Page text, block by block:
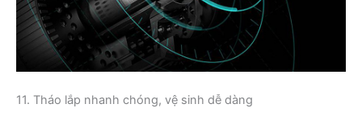
11. Tháo lắp nhanh chóng, vệ sinh dễ dàng